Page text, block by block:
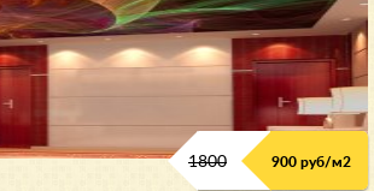
1800 900 руб/м2